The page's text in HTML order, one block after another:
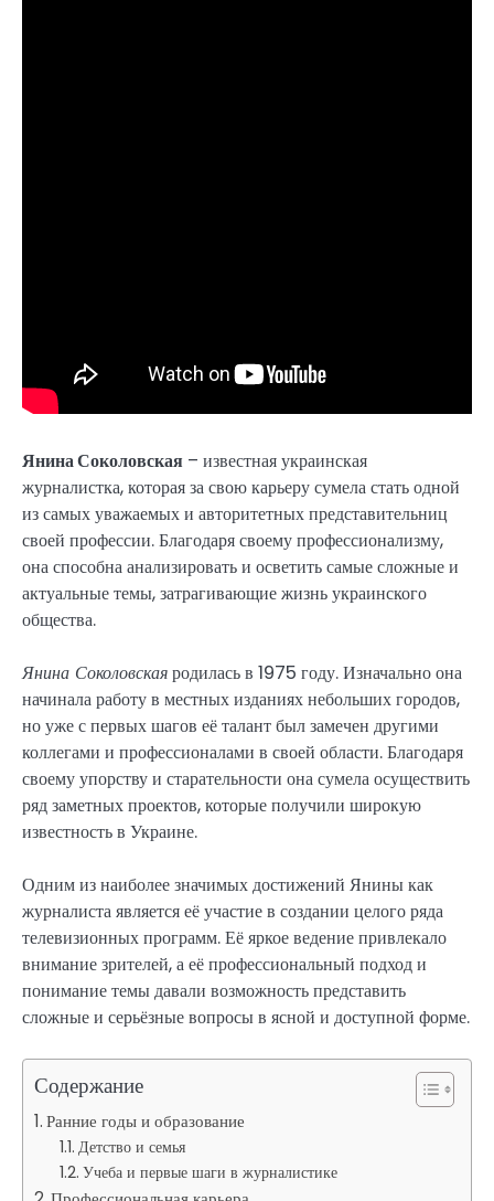
Янина Соколовская – известная украинская
журналистка, которая за свою карьеру сумела стать одной
из самых уважаемых и авторитетных представительниц
своей профессии. Благодаря своему профессионализму,
она способна анализировать и осветить самые сложные и
актуальные темы, затрагивающие жизнь украинского
общества.
Янина Соколовскаяродилась в 1975 году. Изначально она
начинала работу в местных изданиях небольших городов,
но уже с первых шагов её талант был замечен другими
коллегами и профессионалами в своей области. Благодаря
своему упорству и старательности она сумела осуществить
ряд заметных проектов, которые получили широкую
известность в Украине.
Одним из наиболее значимых достижений Янины как
журналиста является её участие в создании целого ряда
телевизионных программ. Её яркое ведение привлекало
внимание зрителей, а её профессиональный подход и
понимание темы давали возможность представить
сложные и серьёзные вопросы в ясной и доступной форме.
Содержание
Ранние годы и образование
Детство и семья
Учеба и первые шаги в журналистике